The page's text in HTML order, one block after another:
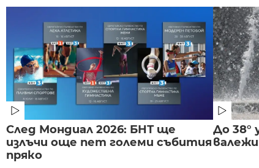
След Мондиал 2026: БНТ ще
излъчи още пет големи събития
пряко
До 38°